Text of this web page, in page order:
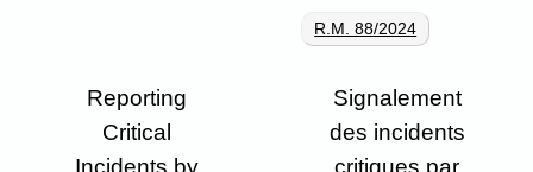
R.M. 88/2024
Reporting
Critical
Incidents by
Signalement
des incidents
critiques par